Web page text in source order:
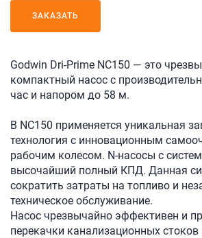
ЗАКАЗАТЬ
Godwin Dri-Prime NC150 — это
компактный насос с
час и напором до 58 м.
В NC150 применяется уникальная
технология с инновационным
рабочим колесом. N-насосы с
высочайший полный КПД. Данная
сократить затраты на топливо и
техническое обслуживание.
Насос чрезвычайно эффективен и
перекачки канализационных